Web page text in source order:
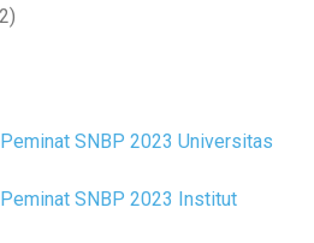
SNBP 2023 Universitas
SNBP 2023 Institut